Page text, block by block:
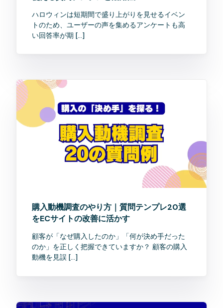
ハロウィンは短期間で盛り上がりを見せるイベン
トのため、ユーザーの声を集めるアンケートも高
い回答率が期 […]
購入動機調査のやり方｜質問テンプレ20選
をECサイトの改善に活かす
顧客が「なぜ購入したのか」「何が決め手だった
のか」を正しく把握できていますか？ 顧客の購入
動機を見誤 […]